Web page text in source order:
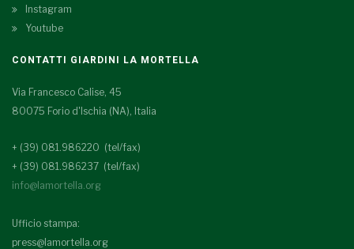
Instagram
Youtube
CONTATTI GIARDINI LA MORTELLA
Via Francesco Calise, 45
80075 Forio d'Ischia (NA), Italia
+ (39) 081.986220 (tel/fax)
+ (39) 081.986237 (tel/fax)
info@lamortella.org
Ufficio stampa:
press@lamortella.org